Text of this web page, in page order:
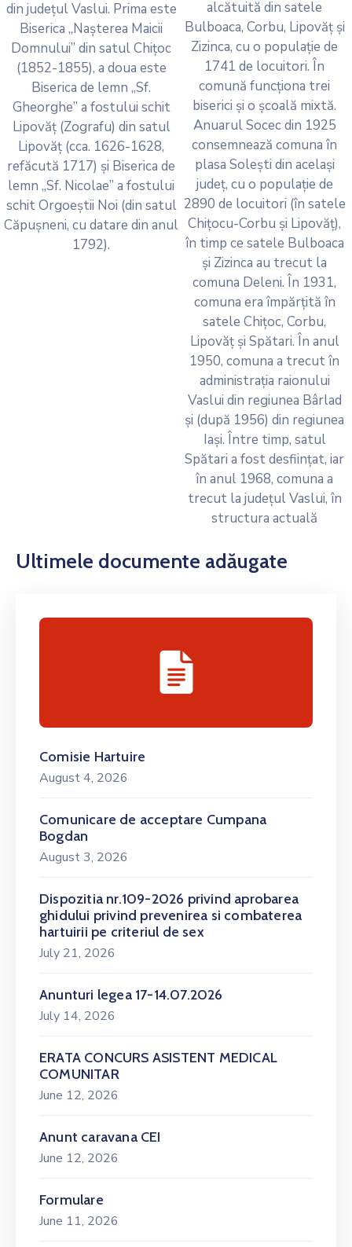
din județul Vaslui. Prima este
Biserica „Nașterea Maicii
Domnului” din satul Chițoc
(1852-1855), a doua este
Biserica de lemn „Sf.
Gheorghe” a fostului schit
Lipovăț (Zografu) din satul
Lipovăț (cca. 1626-1628,
refăcută 1717) și Biserica de
lemn „Sf. Nicolae” a fostului
schit Orgoeștii Noi (din satul
Căpușneni, cu datare din anul
1792).
alcătuită din satele
Bulboaca, Corbu, Lipovăț și
Zizinca, cu o populație de
1741 de locuitori. În
comună funcționa trei
biserici și o școală mixtă.
Anuarul Socec din 1925
consemnează comuna în
plasa Solești din același
județ, cu o populație de
2890 de locuitori (în satele
Chițocu-Corbu și Lipovăț),
în timp ce satele Bulboaca
și Zizinca au trecut la
comuna Deleni. În 1931,
comuna era împărțită în
satele Chițoc, Corbu,
Lipovăț și Spătari. În anul
1950, comuna a trecut în
administrația raionului
Vaslui din regiunea Bârlad
și (după 1956) din regiunea
Iași. Între timp, satul
Spătari a fost desființat, iar
în anul 1968, comuna a
trecut la județul Vaslui, în
structura actuală
Ultimele documente adăugate
Comisie Hartuire
August 4, 2026
Comunicare de acceptare Cumpana
Bogdan
August 3, 2026
Dispozitia nr.109-2026 privind aprobarea
ghidului privind prevenirea si combaterea
hartuirii pe criteriul de sex
July 21, 2026
Anunturi legea 17-14.07.2026
July 14, 2026
ERATA CONCURS ASISTENT MEDICAL
COMUNITAR
June 12, 2026
Anunt caravana CEI
June 12, 2026
Formulare
June 11, 2026